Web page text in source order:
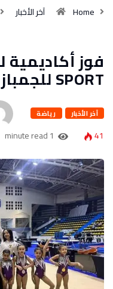
Home آخر الأخبار
SPORT للجمباز الفنى بالذهبية
آخر الأخبار رياضة
41
1 minute read